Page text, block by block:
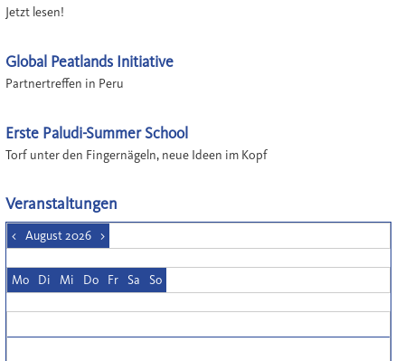
Jetzt lesen!
Global Peatlands Initiative
Partnertreffen in Peru
Erste Paludi-Summer School
Torf unter den Fingernägeln, neue Ideen im Kopf
Veranstaltungen
< August 2026 >
Mo Di Mi Do Fr Sa So